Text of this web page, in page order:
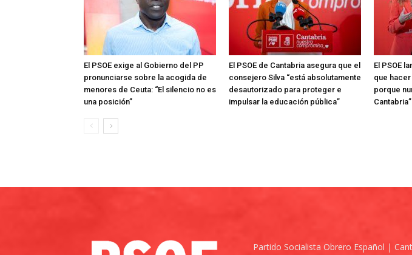
El PSOE exige al Gobierno del PP
pronunciarse sobre la acogida de
menores de Ceuta: “El silencio no es
una posición”
El PSOE de Cantabria asegura que el
consejero Silva “está absolutamente
desautorizado para proteger e
impulsar la educación pública”
El PSOE
que
porque
Cantabria”
Partido Socialista Obrero Español |